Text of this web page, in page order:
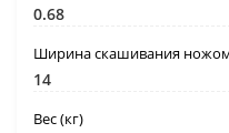
0.68
Ширина скашивания
14
Вес (кг)